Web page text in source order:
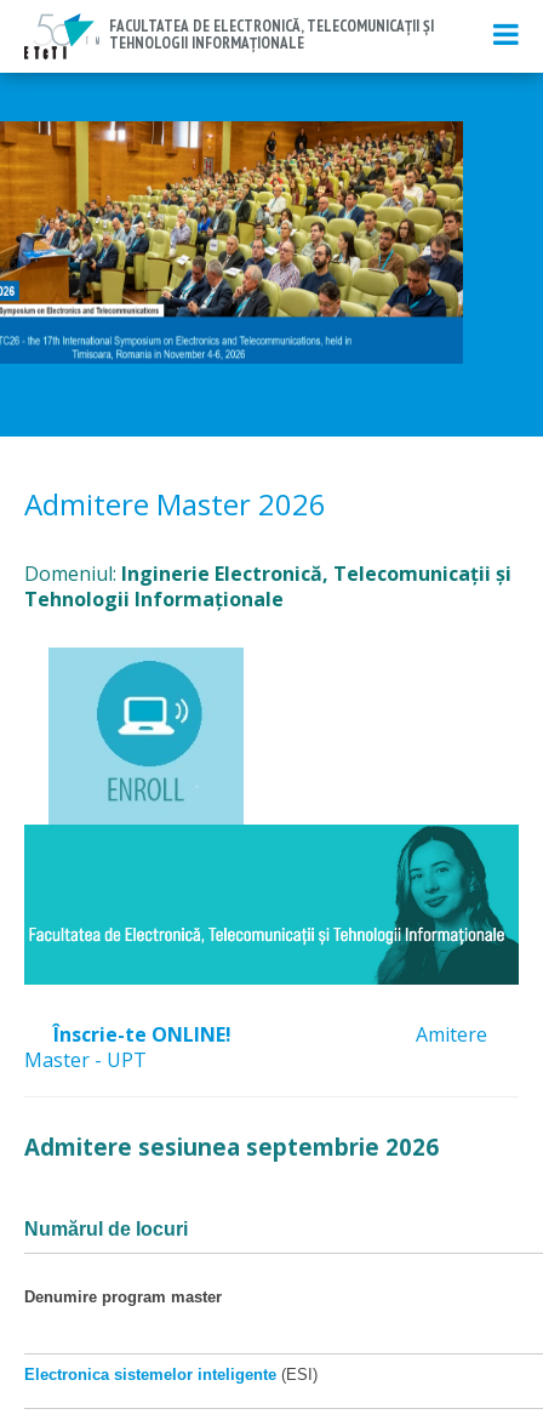
FACULTATEA DE ELECTRONICĂ, TELECOMUNICAŢII ŞI
TEHNOLOGII INFORMAȚIONALE
Admitere Master 2026
Domeniul: Inginerie Electronică, Telecomunicații și
Tehnologii Informaționale
Înscrie-te ONLINE!
Amitere
Master - UPT
Admitere sesiunea septembrie 2026
Numărul de locuri
Denumire program master
Electronica sistemelor inteligente (ESI)